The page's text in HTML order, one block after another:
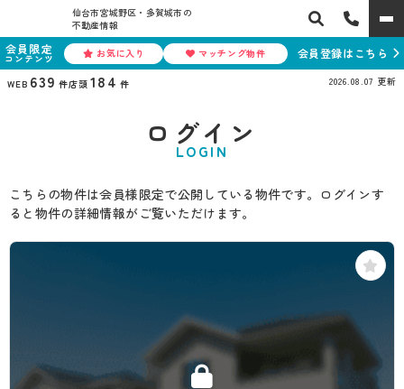
仙台市宮城野区・多賀城市の
不動産情報
会員限定
コンテンツ お気に入り マッチング物件 会員登録はこちら
WEB 639 件店頭 184 件 2026.08.07 更新
ログイン
LOGIN
こちらの物件は会員様限定で公開している物件です。ログインす
ると物件の詳細情報がご覧いただけます。